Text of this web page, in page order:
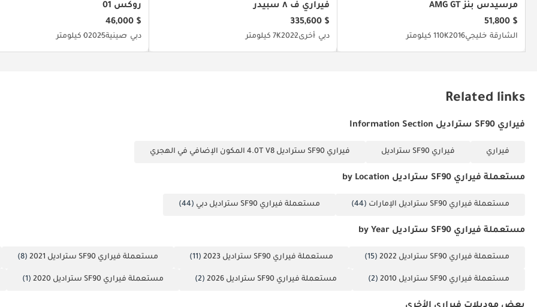
مرسيدس بنز AMG GT
$ 51,800
الشارقة خليجي2016110K كيلومتر
فيراري ف ٨ سبيدر
$ 335,600
دبي أخرى20227K كيلومتر
روكس 01
$ 46,000
دبي صينية20250 كيلومتر
Related links
فيراري SF90 ستراديل Information Section
فيراري فيراري SF90 ستراديل فيراري SF90 ستراديل 4.0T V8 المكون الإضافي في الهجري
مستعملة فيراري SF90 ستراديل by Location
مستعملة فيراري SF90 ستراديل الإمارات (44) مستعملة فيراري SF90 ستراديل دبي (44)
مستعملة فيراري SF90 ستراديل by Year
مستعملة فيراري SF90 ستراديل 2022 (15) مستعملة فيراري SF90 ستراديل 2023 (11) مستعملة فيراري SF90 ستراديل 2021 (8)
مستعملة فيراري SF90 ستراديل 2010 (2) مستعملة فيراري SF90 ستراديل 2026 (2) مستعملة فيراري SF90 ستراديل 2020 (1)